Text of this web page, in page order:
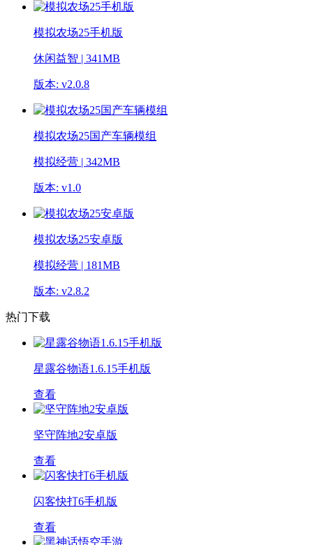
模拟农场25手机版
休闲益智 | 341MB
版本: v2.0.8
模拟农场25国产车辆模组
模拟经营 | 342MB
版本: v1.0
模拟农场25安卓版
模拟经营 | 181MB
版本: v2.8.2
热门下载
星露谷物语1.6.15手机版
查看
坚守阵地2安卓版
查看
闪客快打6手机版
查看